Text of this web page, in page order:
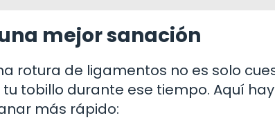
mejor sanación
rotura de ligamentos no es solo
tobillo durante ese tiempo. Aquí
más rápido: